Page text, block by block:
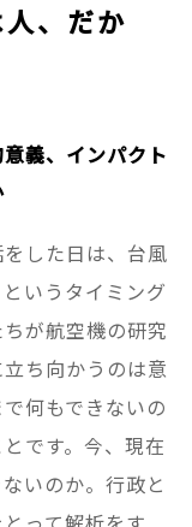
、だか
義、インパクト
した日は、台風
いうタイミング
が航空機の研究
ち向かうのは意
何もできないの
です。今、現在
いのか。行政と